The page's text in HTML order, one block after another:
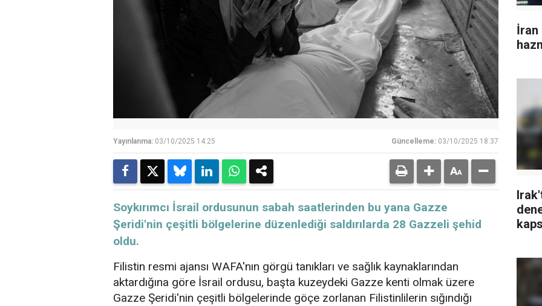
Yayınlanma: 03/10/2025 14:25 Güncelleme: 03/10/2025 18:37
Soykırımcı İsrail ordusunun sabah saatlerinden bu yana Gazze
Şeridi'nin çeşitli bölgelerine düzenlediği saldırılarda 28 Gazzeli şehid
oldu.
Filistin resmi ajansı WAFA'nın görgü tanıkları ve sağlık kaynaklarından
aktardığına göre İsrail ordusu, başta kuzeydeki Gazze kenti olmak üzere
Gazze Şeridi'nin çeşitli bölgelerinde göçe zorlanan Filistinlilerin sığındığı
İran